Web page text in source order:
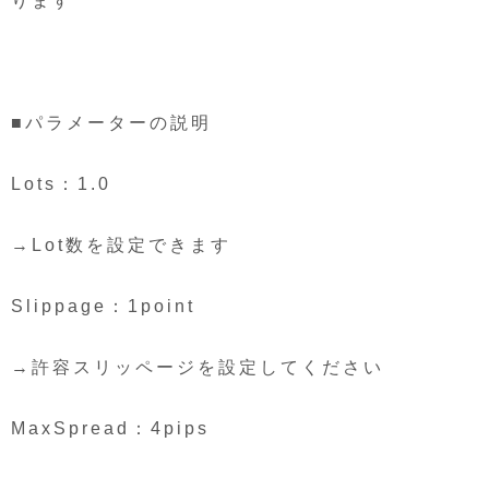
■パラメーターの説明
Lots：1.0
→Lot数を設定できます
Slippage：1point
→許容スリッページを設定してください
MaxSpread：4pips